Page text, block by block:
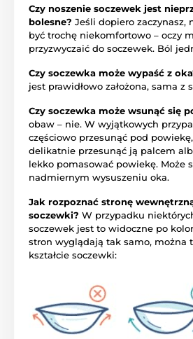
Czy noszenie soczewek jest
bolesne? Jeśli dopiero zaczynasz,
być trochę niekomfortowo – oczy
przyzwyczaić do soczewek. Ból
Czy soczewka może wypaść z
jest prawidłowo założona, sama
Czy soczewka może wsunąć się
obaw – nie. W wyjątkowych
częściowo przesunąć pod
delikatnie przesunąć ją palcem
lekko pomasować powiekę. Może
nadmiernym wysuszeniu oka.
Jak rozpoznać stronę
soczewki? W przypadku
soczewek jest to widoczne po
stron wyglądają tak samo, można
kształcie soczewki: